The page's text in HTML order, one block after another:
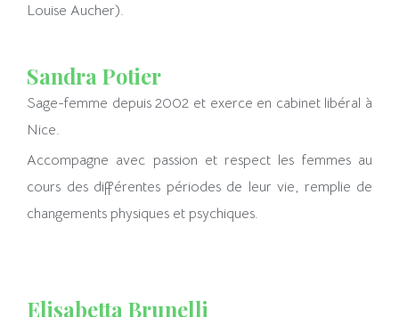
Louise Aucher).
Sandra Potier
Sage-femme depuis 2002 et exerce en cabinet libéral à
Nice.
Accompagne avec passion et respect les femmes au
cours des différentes périodes de leur vie, remplie de
changements physiques et psychiques.
Elisabetta Brunelli